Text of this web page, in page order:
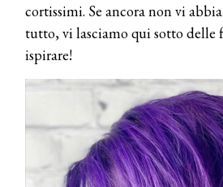
cortissimi. Se ancora non vi
tutto, vi lasciamo qui sotto delle
ispirare!